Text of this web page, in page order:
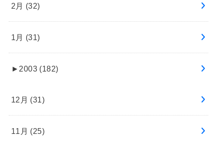
2月 (32)
1月 (31)
► 2003 (182)
12月 (31)
11月 (25)